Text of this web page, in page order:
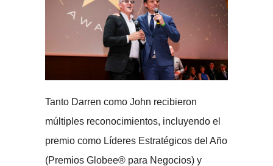
Tanto Darren como John recibieron
múltiples reconocimientos, incluyendo el
premio como Líderes Estratégicos del Año
(Premios Globee® para Negocios) y